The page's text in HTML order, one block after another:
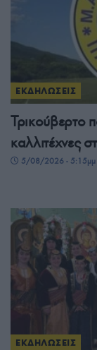
ΕΚΔΗΛΩΣΕΙΣ
Τρικούβερτο
καλλιτέχνες
5/08/2026 - 5:15μμ
ΕΚΔΗΛΩΣΕΙΣ